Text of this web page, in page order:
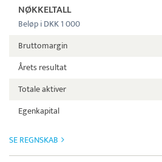
NØKKELTALL
Beløp i DKK 1 000
Bruttomargin
Årets resultat
Totale aktiver
Egenkapital
SE REGNSKAB